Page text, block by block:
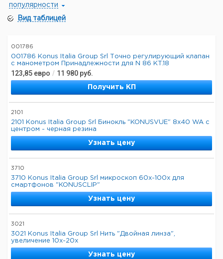
популярности
Вид таблицей
001786
001786 Konus Italia Group Srl Точно регулирующий клапан
с манометром Принадлежности для N 86 KT.18
123,85 евро / 11 980 руб.
Получить КП
2101
2101 Konus Italia Group Srl Бинокль "KONUSVUE" 8x40 WA с
центром - черная резина
Узнать цену
3710
3710 Konus Italia Group Srl микроскоп 60х-100х для
смартфонов "KONUSCLIP"
Узнать цену
3021
3021 Konus Italia Group Srl Нить "Двойная линза",
увеличение 10x-20x
Узнать цену